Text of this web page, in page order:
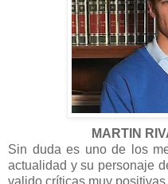
MARTIN
Sin duda es uno de los
actualidad y su personaje
valido críticas muy positivas.